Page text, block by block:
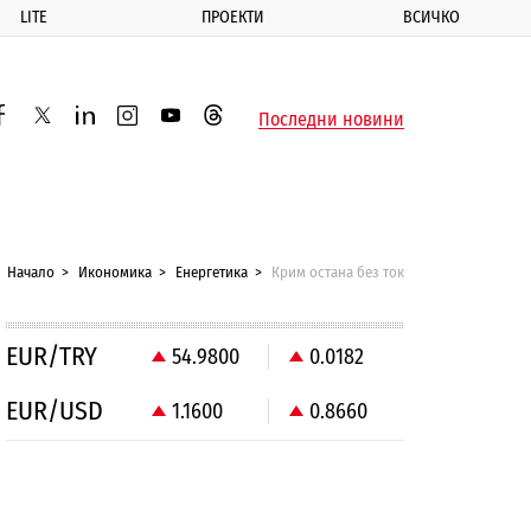
LITE ПРОЕКТИ ВСИЧКО
twitterlinkedininstagram
youtubethreadsПоследни новини
Начало Икономика Енергетика Крим остана без ток
EUR/TRY 54.9800 0.0182
EUR/USD 1.1600 0.8660